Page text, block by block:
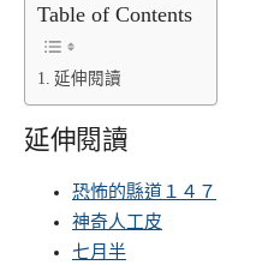
Table of Contents
延伸閱讀
延伸閱讀
恐怖的縣道１４７
神奇人工皮
七月半